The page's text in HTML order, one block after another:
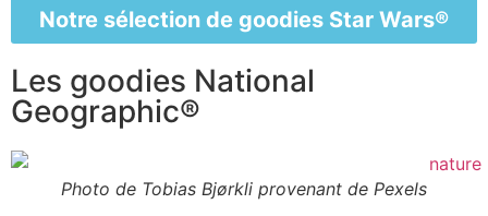
Notre sélection de goodies Star Wars®
Les goodies National
Geographic®
Photo de Tobias Bjørkli provenant de Pexels